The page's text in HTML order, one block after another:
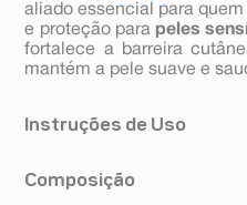
aliado essencial para
e proteção para peles
fortalece a barreira
mantém a pele suave e
Instruções de Uso
húmida no banho ou
Composição